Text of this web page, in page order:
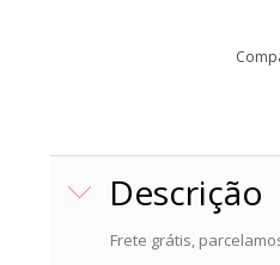
Descrição
Frete grátis,